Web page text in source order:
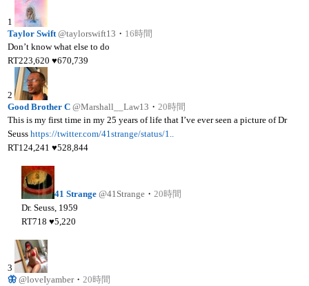
1
Taylor Swift @taylorswift13 ・ 16時間
Don’t know what else to do
RT223,620♥670,739
2
Good Brother C @Marshall__Law13 ・20時間
This is my first time in my 25 years of life that I’ve ever seen a picture of Dr
Seusshttps://twitter.com/41strange/status/1..
RT124,241♥528,844
41 Strange @41Strange ・20時間
Dr. Seuss, 1959
RT718♥5,220
3
🦋 @loveIyamber・20時間